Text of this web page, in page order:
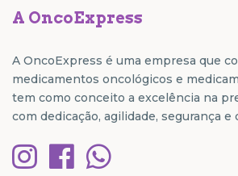
A OncoExpress
A OncoExpress é uma empresa que
medicamentos oncológicos e
tem como conceito a excelência na
com dedicação, agilidade, segurança e